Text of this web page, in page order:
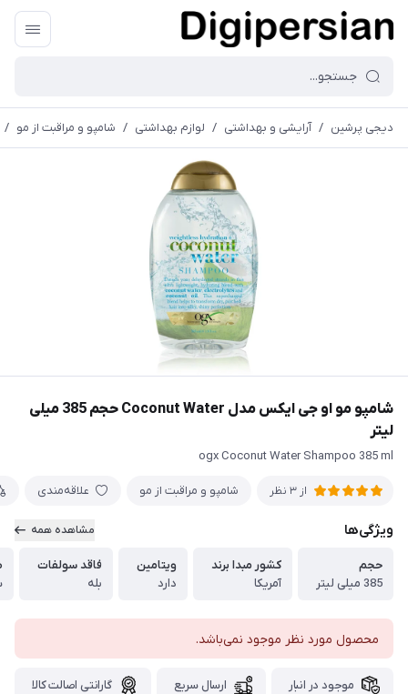
دیجی پرشین / آرایشی و بهداشتی / لوازم بهداشتی / شامپو و مراقبت از مو /
شامپو مو او جی ایکس مدل Coconut Water حجم 385 میلی
لیتر
ogx Coconut Water Shampoo 385 ml
از 3 نظر شامپو و مراقبت از مو علاقه‌مندی
ویژگی‌ها مشاهده همه
حجم
385 میلی لیتر
کشور مبدا برند
آمریکا
ویتامین
دارد
فاقد سولفات
بله
محصول مورد نظر موجود نمی‌باشد.
موجود در انبار ارسال سریع گارانتی اصالت کالا